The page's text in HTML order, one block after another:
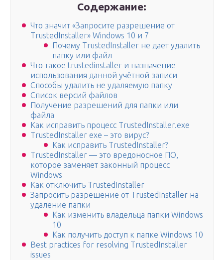
Содержание:
Что значит «Запросите разрешение от
TrustedInstaller» Windows 10 и 7
Почему TrustedInstaller не дает удалить
папку или файл
Что такое trustedinstaller и назначение
использования данной учётной записи
Способы удалить не удаляемую папку
Список версий файлов
Получение разрешений для папки или
файла
Как исправить процесс TrustedInstaller.exe
TrustedInstaller exe – это вирус?
Как исправить TrustedInstaller?
TrustedInstaller — это вредоносное ПО,
которое заменяет законный процесс
Windows
Как отключить TrustedInstaller
Запросить разрешение от TrustedInstaller на
удаление папки
Как изменить владельца папки Windows
10
Как получить доступ к папке Windows 10
Best practices for resolving TrustedInstaller
issues